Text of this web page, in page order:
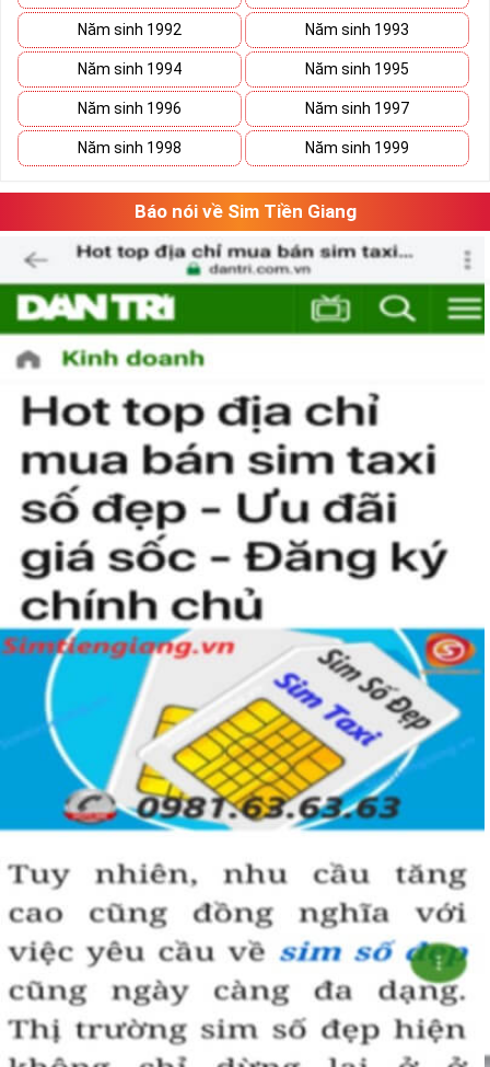
Năm sinh 1992 Năm sinh 1993
Năm sinh 1994 Năm sinh 1995
Năm sinh 1996 Năm sinh 1997
Năm sinh 1998 Năm sinh 1999
Báo nói về Sim Tiền Giang